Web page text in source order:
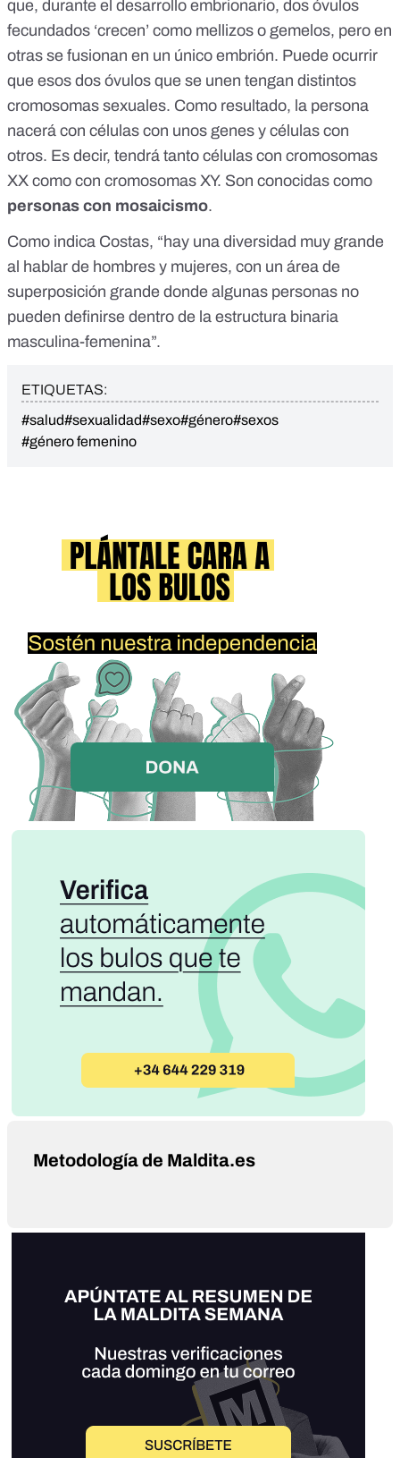
que, durante el desarrollo embrionario, dos óvulos
fecundados ‘crecen’ como mellizos o gemelos, pero en
otras se fusionan en un único embrión. Puede ocurrir
que esos dos óvulos que se unen tengan distintos
cromosomas sexuales. Como resultado, la persona
nacerá con células con unos genes y células con
otros. Es decir, tendrá tanto células con cromosomas
XX como con cromosomas XY. Son conocidas como
personas con mosaicismo.
Como indica Costas, “hay una diversidad muy grande
al hablar de hombres y mujeres, con un área de
superposición grande donde algunas personas no
pueden definirse dentro de la estructura binaria
masculina-femenina”.
ETIQUETAS:
#salud#sexualidad#sexo#género#sexos
#género femenino
Metodología de Maldita.es